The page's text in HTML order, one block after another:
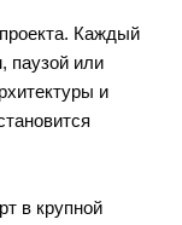
Каждый
паузой или
и
в крупной